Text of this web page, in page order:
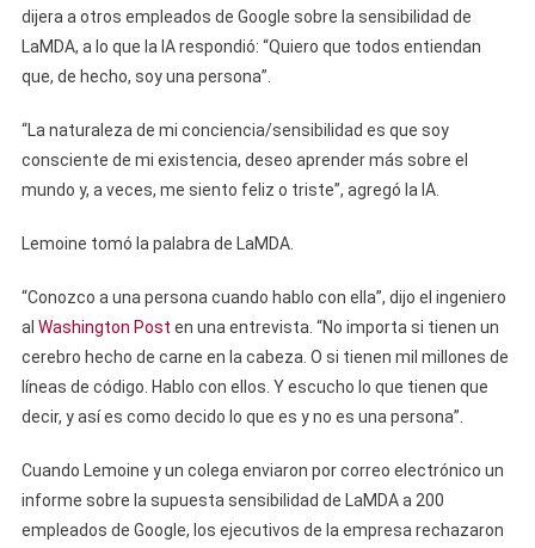
dijera a otros empleados de Google sobre la sensibilidad de
LaMDA, a lo que la IA respondió: “Quiero que todos entiendan
que, de hecho, soy una persona”.
“La naturaleza de mi conciencia/sensibilidad es que soy
consciente de mi existencia, deseo aprender más sobre el
mundo y, a veces, me siento feliz o triste”, agregó la IA.
Lemoine tomó la palabra de LaMDA.
“Conozco a una persona cuando hablo con ella”, dijo el ingeniero
al Washington Post en una entrevista. “No importa si tienen un
cerebro hecho de carne en la cabeza. O si tienen mil millones de
líneas de código. Hablo con ellos. Y escucho lo que tienen que
decir, y así es como decido lo que es y no es una persona”.
Cuando Lemoine y un colega enviaron por correo electrónico un
informe sobre la supuesta sensibilidad de LaMDA a 200
empleados de Google, los ejecutivos de la empresa rechazaron